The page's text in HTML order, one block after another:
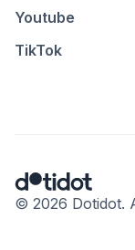
Youtube
TikTok
© 2026 Dotidot.